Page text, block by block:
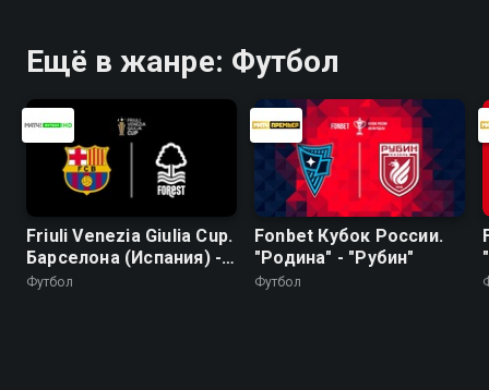
Ещё в жанре: Футбол
Friuli Venezia Giulia Cup.
Барселона (Испания) -
Ноттингем Форест
Футбол
Fonbet Кубок России.
"Родина" - "Рубин"
Футбол